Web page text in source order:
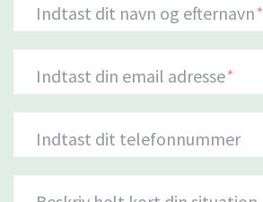
Indtast dit navn og efternavn*
Indtast din email adresse*
Indtast dit telefonnummer